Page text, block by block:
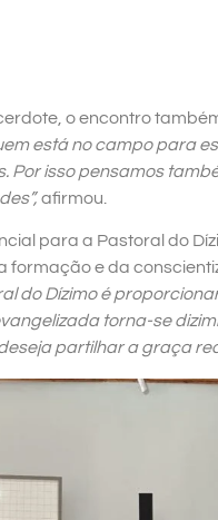
o encontro
está no campo para
Por isso pensamos
afirmou.
para a Pastoral do
formação e da
do Dízimo é
torna-se
partilhar a graça